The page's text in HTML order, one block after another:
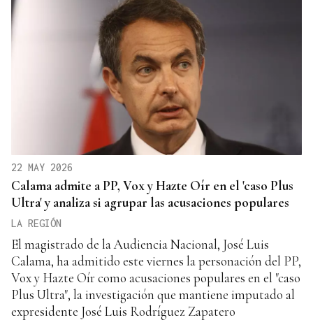
22 MAY 2026
Calama admite a PP, Vox y Hazte Oír en el 'caso Plus
Ultra' y analiza si agrupar las acusaciones populares
LA REGIÓN
El magistrado de la Audiencia Nacional, José Luis
Calama, ha admitido este viernes la personación del PP,
Vox y Hazte Oír como acusaciones populares en el "caso
Plus Ultra", la investigación que mantiene imputado al
expresidente José Luis Rodríguez Zapatero